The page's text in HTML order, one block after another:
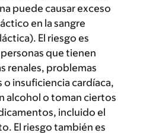
puede causar exceso
en la sangre
El riesgo es
que tienen
renales, problemas
o insuficiencia cardíaca,
alcohol o toman ciertos
incluido el
El riesgo también es